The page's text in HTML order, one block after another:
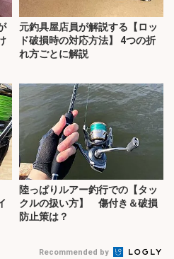
元釣具屋店員が解説する【ロッ
ド破損時の対応方法】 4つの折
れ方ごとに解説
陸っぱりルアー釣行での【タッ
クルの扱い方】 傷付き＆破損
防止策は？
Recommended by